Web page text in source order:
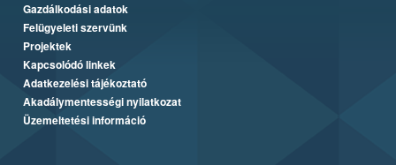
Gazdálkodási adatok
Felügyeleti szervünk
Projektek
Kapcsolódó linkek
Adatkezelési tájékoztató
Akadálymentességi nyilatkozat
Üzemeltetési információ